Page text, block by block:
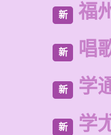
新 福
新 唱
新 学
新 学